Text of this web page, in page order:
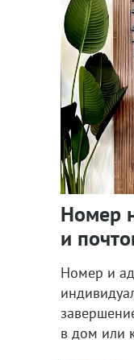
Номер
и
Номер и
в дом или